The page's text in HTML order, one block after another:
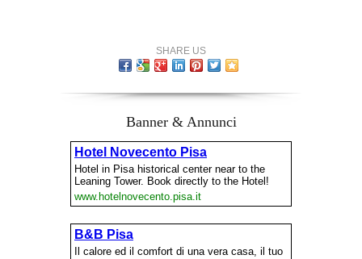
SHARE US
Banner & Annunci